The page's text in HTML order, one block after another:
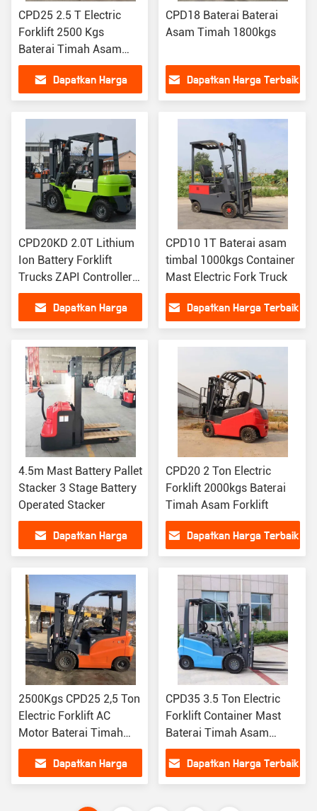
CPD25 2.5 T Electric
Forklift 2500 Kgs
Baterai Timah Asam
Forklift
Dapatkan Harga
CPD18 Baterai Baterai
Asam Timah 1800kgs
Dapatkan Harga Terbaik
CPD20KD 2.0T Lithium
Ion Battery Forklift
Trucks ZAPI Controller
AC Motor
Dapatkan Harga
CPD10 1T Baterai asam
timbal 1000kgs Container
Mast Electric Fork Truck
Dapatkan Harga Terbaik
4.5m Mast Battery Pallet
Stacker 3 Stage Battery
Operated Stacker
Dapatkan Harga
CPD20 2 Ton Electric
Forklift 2000kgs Baterai
Timah Asam Forklift
Dapatkan Harga Terbaik
2500Kgs CPD25 2,5 Ton
Electric Forklift AC
Motor Baterai Timah
Asam Forklift
Dapatkan Harga
CPD35 3.5 Ton Electric
Forklift Container Mast
Baterai Timah Asam
Forklift
Dapatkan Harga Terbaik